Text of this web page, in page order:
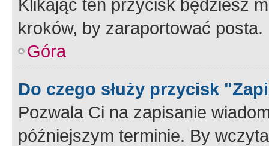
Klikając ten przycisk będziesz
kroków, by zaraportować posta.
Góra
Do czego służy przycisk
Pozwala Ci na zapisanie
późniejszym terminie. By